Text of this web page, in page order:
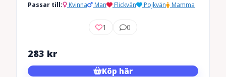
Passar till: Kvinna Man Flickvän Pojkvän Mamma
1 0
283 kr
Köp här